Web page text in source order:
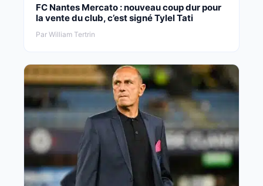
FC Nantes Mercato : nouveau coup dur pour
la vente du club, c’est signé Tylel Tati
Par William Tertrin